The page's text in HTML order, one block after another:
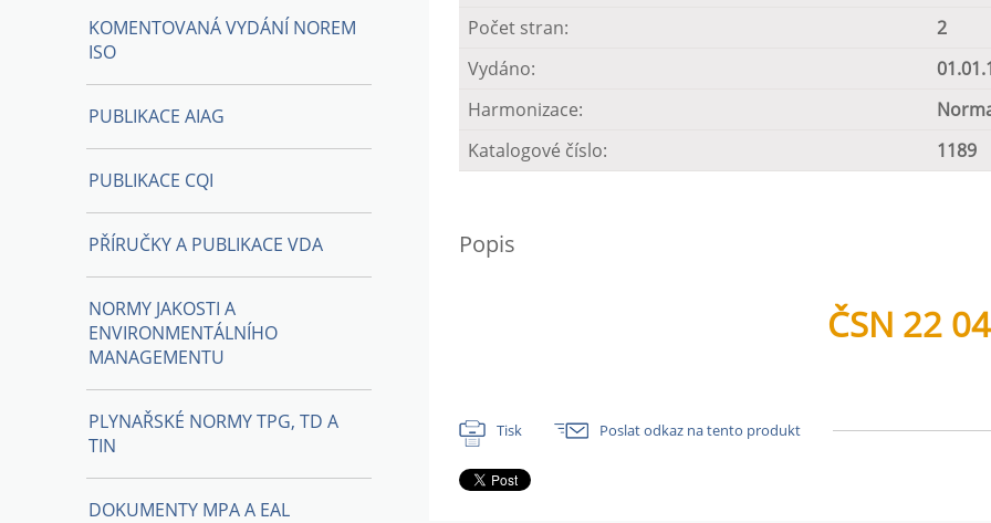
Počet stran:
2
Vydáno:
Harmonizace:
Katalogové číslo:
1189
Popis
ČSN 22
Tisk Poslat odkaz na tento produkt
KOMENTOVANÁ VYDÁNÍ NOREM
ISO
PUBLIKACE AIAG
PUBLIKACE CQI
PŘÍRUČKY A PUBLIKACE VDA
NORMY JAKOSTI A
ENVIRONMENTÁLNÍHO
MANAGEMENTU
PLYNAŘSKÉ NORMY TPG, TD A
TIN
DOKUMENTY MPA A EAL